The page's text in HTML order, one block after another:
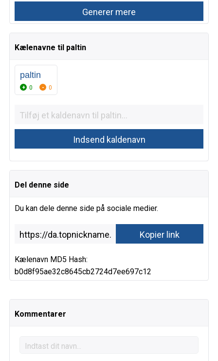
Kælenavne til paltin
paltin
0 0
Del denne side
Du kan dele denne side på sociale medier.
Kælenavn MD5 Hash:
b0d8f95ae32c8645cb2724d7ee697c12
Kommentarer